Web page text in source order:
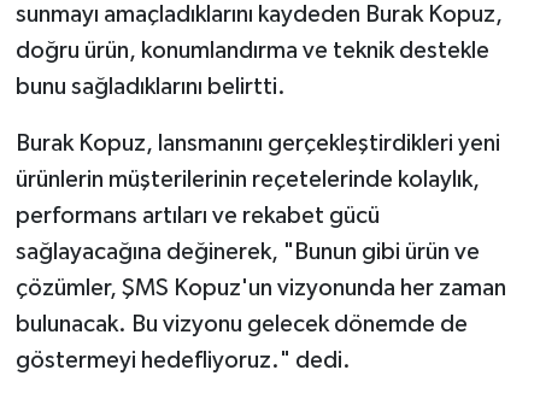
sunmayı amaçladıklarını kaydeden Burak Kopuz,
doğru ürün, konumlandırma ve teknik destekle
bunu sağladıklarını belirtti.
Burak Kopuz, lansmanını gerçekleştirdikleri yeni
ürünlerin müşterilerinin reçetelerinde kolaylık,
performans artıları ve rekabet gücü
sağlayacağına değinerek, "Bunun gibi ürün ve
çözümler, ŞMS Kopuz'un vizyonunda her zaman
bulunacak. Bu vizyonu gelecek dönemde de
göstermeyi hedefliyoruz." dedi.